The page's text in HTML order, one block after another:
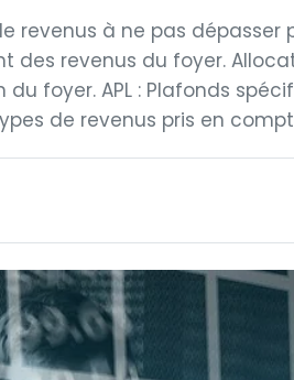
revenus à ne pas
des revenus du foyer.
foyer. APL : Plafonds
de revenus pris en